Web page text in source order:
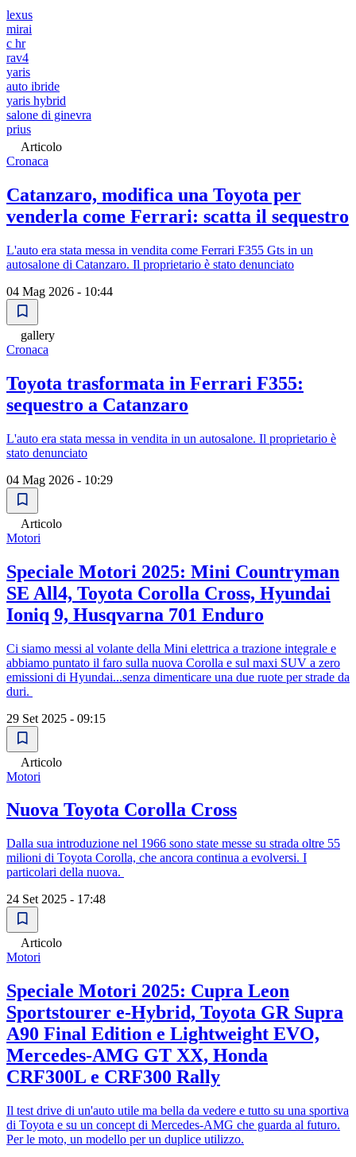
lexus
mirai
c hr
rav4
yaris
auto ibride
yaris hybrid
salone di ginevra
prius
Articolo
Cronaca
Catanzaro, modifica una Toyota per
venderla come Ferrari: scatta il sequestro
L'auto era stata messa in vendita come Ferrari F355 Gts in un
autosalone di Catanzaro. Il proprietario è stato denunciato
04 Mag 2026 - 10:44
gallery
Cronaca
Toyota trasformata in Ferrari F355:
sequestro a Catanzaro
L'auto era stata messa in vendita in un autosalone. Il proprietario è
stato denunciato
04 Mag 2026 - 10:29
Articolo
Motori
Speciale Motori 2025: Mini Countryman
SE All4, Toyota Corolla Cross, Hyundai
Ioniq 9, Husqvarna 701 Enduro
Ci siamo messi al volante della Mini elettrica a trazione integrale e
abbiamo puntato il faro sulla nuova Corolla e sul maxi SUV a zero
emissioni di Hyundai...senza dimenticare una due ruote per strade da
duri.
29 Set 2025 - 09:15
Articolo
Motori
Nuova Toyota Corolla Cross
Dalla sua introduzione nel 1966 sono state messe su strada oltre 55
milioni di Toyota Corolla, che ancora continua a evolversi. I
particolari della nuova.
24 Set 2025 - 17:48
Articolo
Motori
Speciale Motori 2025: Cupra Leon
Sportstourer e-Hybrid, Toyota GR Supra
A90 Final Edition e Lightweight EVO,
Mercedes-AMG GT XX, Honda
CRF300L e CRF300 Rally
Il test drive di un'auto utile ma bella da vedere e tutto su una sportiva
di Toyota e su un concept di Mercedes-AMG che guarda al futuro.
Per le moto, un modello per un duplice utilizzo.